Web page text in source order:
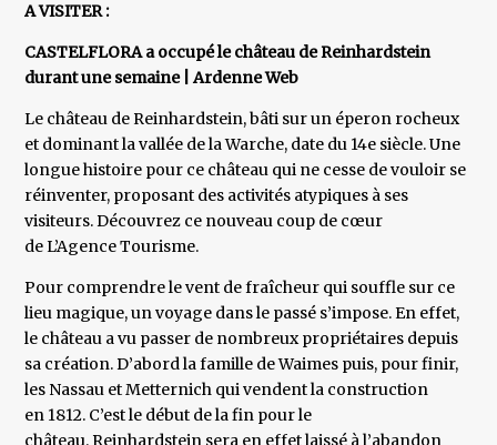
A VISITER :
CASTELFLORA a occupé le château de Reinhardstein
durant une semaine | Ardenne Web
Le château de Reinhardstein, bâti sur un éperon rocheux
et dominant la vallée de la Warche, date du 14e siècle. Une
longue histoire pour ce château qui ne cesse de vouloir se
réinventer, proposant des activités atypiques à ses
visiteurs. Découvrez ce nouveau coup de cœur
de L’Agence Tourisme.
Pour comprendre le vent de fraîcheur qui souffle sur ce
lieu magique, un voyage dans le passé s’impose. En effet,
le château a vu passer de nombreux propriétaires depuis
sa création. D’abord la famille de Waimes puis, pour finir,
les Nassau et Metternich qui vendent la construction
en 1812. C’est le début de la fin pour le
château. Reinhardstein sera en effet laissé à l’abandon